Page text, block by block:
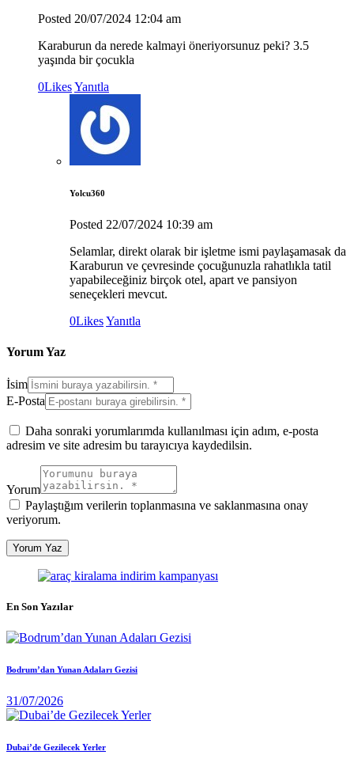
Posted 20/07/2024 12:04 am
Karaburun da nerede kalmayi öneriyorsunuz peki? 3.5
yaşında bir çocukla
0LikesYanıtla
Yolcu360
Posted 22/07/2024 10:39 am
Selamlar, direkt olarak bir işletme ismi paylaşamasak da
Karaburun ve çevresinde çocuğunuzla rahatlıkla tatil
yapabileceğiniz birçok otel, apart ve pansiyon
seneçekleri mevcut.
0LikesYanıtla
Yorum Yaz
İsim
E-Posta
Daha sonraki yorumlarımda kullanılması için adım, e-posta
adresim ve site adresim bu tarayıcıya kaydedilsin.
Yorum
Paylaştığım verilerin toplanmasına ve saklanmasına onay
veriyorum.
En Son Yazılar
Bodrum’dan Yunan Adaları Gezisi
31/07/2026
Dubai’de Gezilecek Yerler